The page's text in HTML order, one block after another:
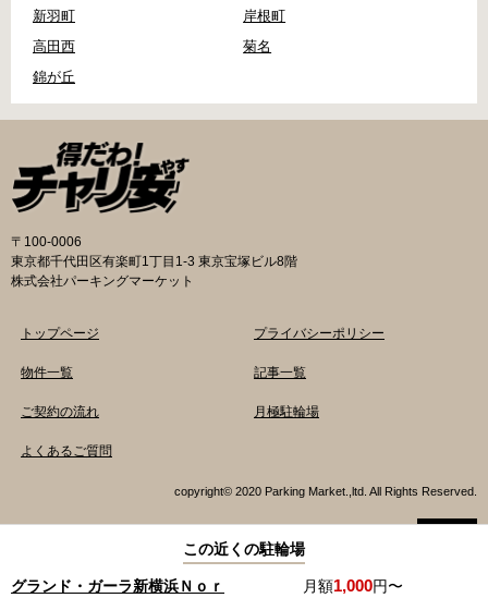
この近くの駐輪場
グランド・ガーラ新横浜Ｎｏｒ 月額1,000円〜
新羽町
岸根町
高田西
菊名
錦が丘
〒100-0006
東京都千代田区有楽町1丁目1-3 東京宝塚ビル8階
株式会社パーキングマーケット
トップページ
物件一覧
ご契約の流れ
よくあるご質問
プライバシーポリシー
記事一覧
月極駐輪場
copyright© 2020 Parking Market.,ltd. All Rights Reserved.
電話でお問い合わせ